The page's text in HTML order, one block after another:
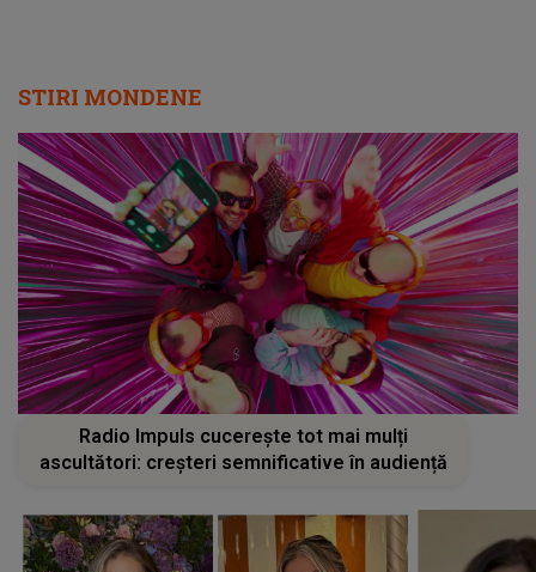
STIRI MONDENE
Radio Impuls cucerește tot mai mulți
ascultători: creșteri semnificative în audiență